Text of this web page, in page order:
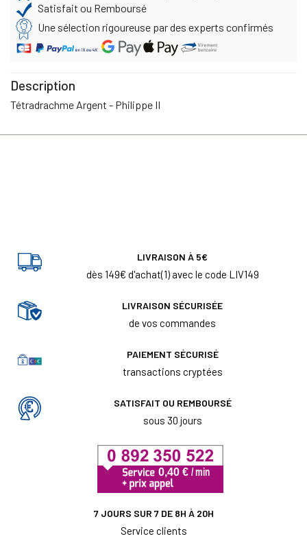
Satisfait ou Remboursé
Une sélection rigoureuse par des experts confirmés
Description
Tétradrachme Argent - Philippe II
LIVRAISON À 5€
dès 149€ d'achat(1) avec le code LIV149
LIVRAISON SÉCURISÉE
de vos commandes
PAIEMENT SÉCURISÉ
transactions cryptées
SATISFAIT OU REMBOURSÉ
sous 30 jours
7 JOURS SUR 7 DE 8H À 20H
Service clients